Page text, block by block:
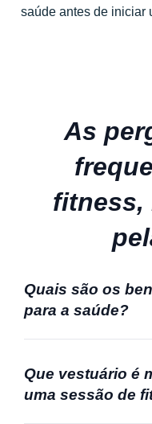
saúde antes de iniciar
As
fitness,
Quais são os
para a saúde?
Que vestuário é
uma sessão de